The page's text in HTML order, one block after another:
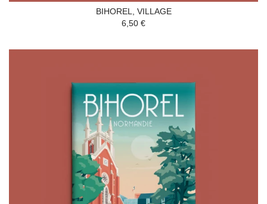
BIHOREL, VILLAGE
6,50 €